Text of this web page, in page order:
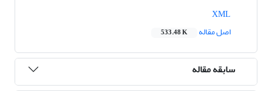
اصل مقاله
533.48 K
سابقه مقاله